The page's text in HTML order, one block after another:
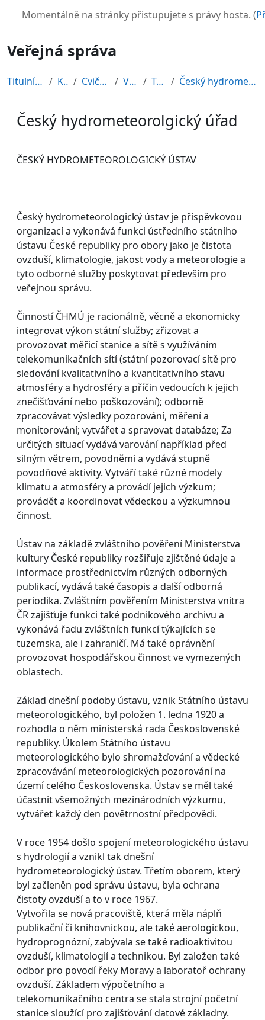
TURBO
Momentálně na stránky přistupujete s právy hosta. (
Veřejná správa
Titulní stránka Kurzy Cvičné kurzy VS2010 Topic 6 Český hydrometeorolgický úřad
Český hydrometeorolgický úřad
ČESKÝ HYDROMETEOROLOGICKÝ ÚSTAV
Český hydrometeorologický ústav je příspěvkovou
organizací a vykonává funkci ústředního státního
ústavu České republiky pro obory jako je čistota
ovzduší, klimatologie, jakost vody a meteorologie a
tyto odborné služby poskytovat především pro
veřejnou správu.
Činností ČHMÚ je racionálně, věcně a ekonomicky
integrovat výkon státní služby; zřizovat a
provozovat měřicí stanice a sítě s využíváním
telekomunikačních sítí (státní pozorovací sítě pro
sledování kvalitativního a kvantitativního stavu
atmosféry a hydrosféry a příčin vedoucích k jejich
znečišťování nebo poškozování); odborně
zpracovávat výsledky pozorování, měření a
monitorování; vytvářet a spravovat databáze; Za
určitých situací vydává varování například před
silným větrem, povodněmi a vydává stupně
povodňové aktivity. Vytváří také různé modely
klimatu a atmosféry a provádí jejich výzkum;
provádět a koordinovat vědeckou a výzkumnou
činnost.
Ústav na základě zvláštního pověření Ministerstva
kultury České republiky rozšiřuje zjištěné údaje a
informace prostřednictvím různých odborných
publikací, vydává také časopis a další odborná
periodika. Zvláštním pověřením Ministerstva vnitra
ČR zajišťuje funkci také podnikového archivu a
vykonává řadu zvláštních funkcí týkajících se
tuzemska, ale i zahraničí. Má také oprávnění
provozovat hospodářskou činnost ve vymezených
oblastech.
Základ dnešní podoby ústavu, vznik Státního ústavu
meteorologického, byl položen 1. ledna 1920 a
rozhodla o něm ministerská rada Československé
republiky. Úkolem Státního ústavu
meteorologického bylo shromažďování a vědecké
zpracovávání meteorologických pozorování na
území celého Československa. Ústav se měl také
účastnit všemožných mezinárodních výzkumu,
vytvářet každý den povětrnostní předpovědi.
V roce 1954 došlo spojení meteorologického ústavu
s hydrologií a vznikl tak dnešní
hydrometeorologický ústav. Třetím oborem, který
byl začleněn pod správu ústavu, byla ochrana
čistoty ovzduší a to v roce 1967.
Vytvořila se nová pracoviště, která měla náplň
publikační či knihovnickou, ale také aerologickou,
hydroprognózní, zabývala se také radioaktivitou
ovzduší, klimatologií a technikou. Byl založen také
odbor pro povodí řeky Moravy a laboratoř ochrany
ovzduší. Základem výpočetního a
telekomunikačního centra se stala strojní početní
stanice sloužící pro zajišťování datové základny.